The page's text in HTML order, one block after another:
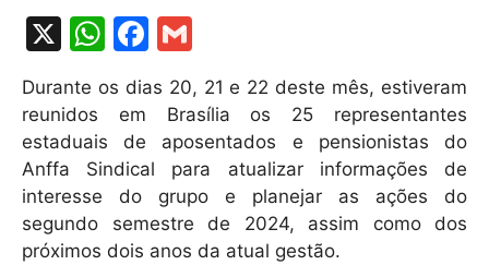
X
W
at
s
A
p
p
F
c
e
b
o
o
m
ai
l
Durante os dias 20, 21 e 22 deste mês, estiveram
reunidos em Brasília os 25 representantes
estaduais de aposentados e pensionistas do
Anffa Sindical para atualizar informações de
interesse do grupo e planejar as ações do
segundo semestre de 2024, assim como dos
próximos dois anos da atual gestão.